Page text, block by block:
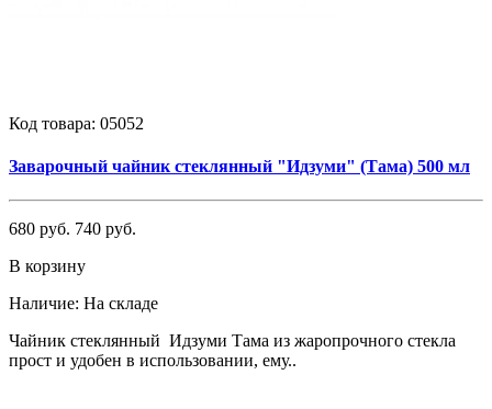
Код товара: 05052
Заварочный чайник стеклянный "Идзуми" (Тама) 500 мл
680 руб. 740 руб.
В корзину
Наличие: На складе
Чайник стеклянный Идзуми Тама из жаропрочного стекла
прост и удобен в использовании, ему..